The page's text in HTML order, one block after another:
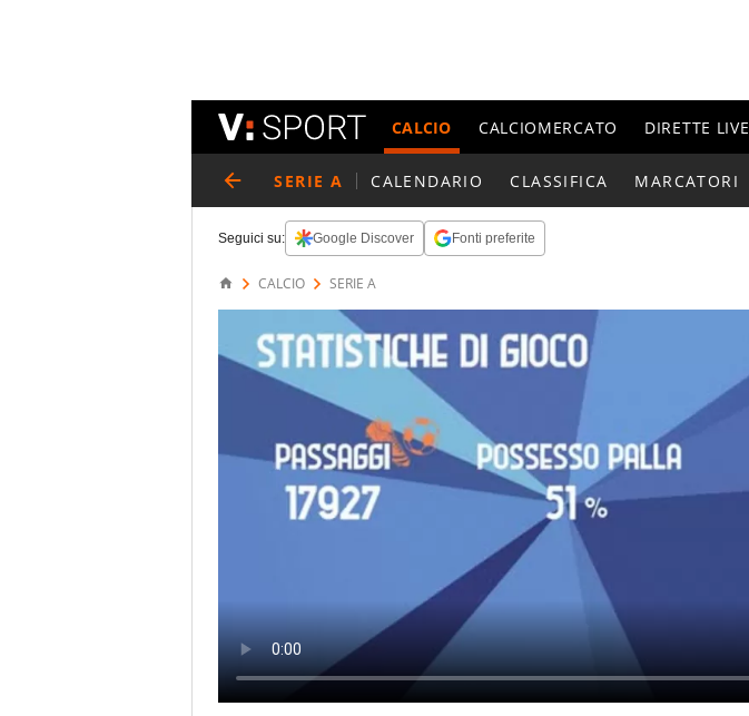
CALCIO CALCIOMERCATO DIRETTE LIVE
SERIE A CALENDARIO CLASSIFICA MARCATORI
Seguici su: Google Discover Fonti preferite
CALCIO SERIE A